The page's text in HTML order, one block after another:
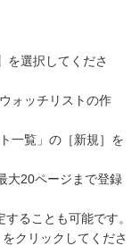
を選択してくださ
ォッチリストの作
一覧」の［新規］を
大20ページまで登録
ることも可能です。
クリックしてくださ